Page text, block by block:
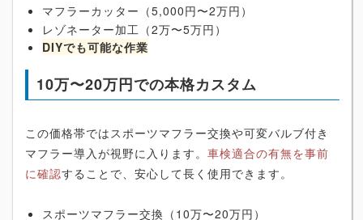
マフラーカッター（5,000円〜2万円）
レゾネーター加工（2万〜5万円）
DIYでも可能な作業
10万〜20万円での本格カスタム
この価格帯ではスポーツマフラー交換や可変バルブ付き
マフラー導入が視野に入ります。 車検適合の有無を事前
に確認することで、安心して長く使用できます。
スポーツマフラー交換（10万〜20万円）